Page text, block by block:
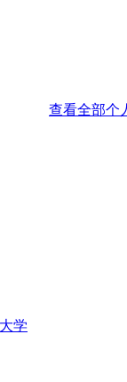
查看全部个
学